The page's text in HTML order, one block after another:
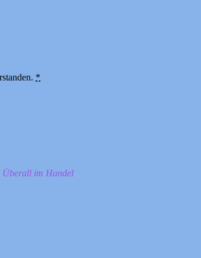
*
Überall im Handel